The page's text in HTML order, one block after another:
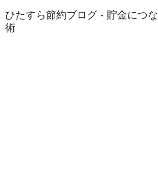
ひたすら節約ブログ - 貯金につ
術